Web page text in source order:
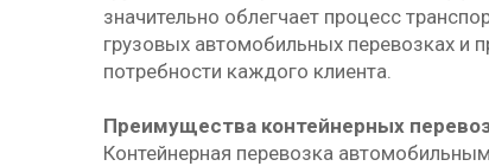
значительно облегчает процесс
грузовых автомобильных перевозках и
потребности каждого клиента.
Преимущества контейнерных
Контейнерная перевозка